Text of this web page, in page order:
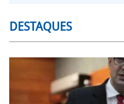
DESTAQUES